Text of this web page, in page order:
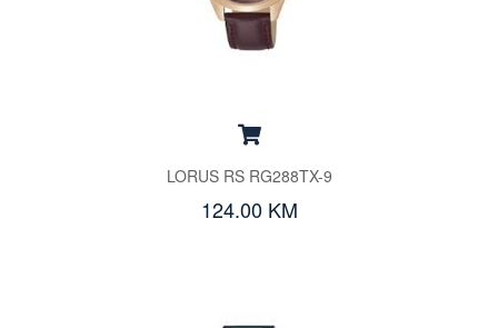
LORUS RS RG288TX-9
124.00 KM